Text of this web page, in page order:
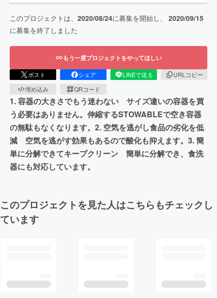
このプロジェクトは、 2020/08/24に募集を開始し、 2020/09/15
に募集を終了しました
もう一度プロジェクトをやってほしい
ポスト シェア LINEで送る
URLコピー
埋め込み
QRコード
1. 容器の大きさでもう迷わない サイズ違いの容器を買
う必要はありません。伸縮するSTOWABLEで空き容器
の無駄もなくなります。2. 空気を逃がし食品の劣化を低
減 空気を逃がす効果もあるので酸化も抑えます。3. 簡
単に分解できてキープクリーン 簡単に分解でき、食洗
器にも対応しています。
このプロジェクトを見た人はこちらもチェックし
ています